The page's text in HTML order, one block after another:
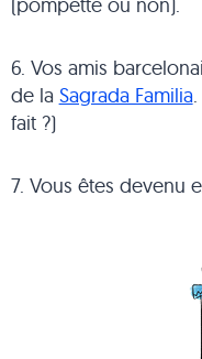
6. Vos amis
de la Sagrada Familia.
fait ?)
7. Vous êtes devenu